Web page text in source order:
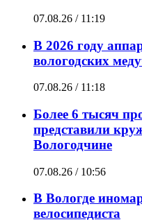
07.08.26 / 11:19
В 2026 году
вологодских
07.08.26 / 11:18
Более 6 тысяч
представили
Вологодчине
07.08.26 / 10:56
В Вологде
велосипедиста